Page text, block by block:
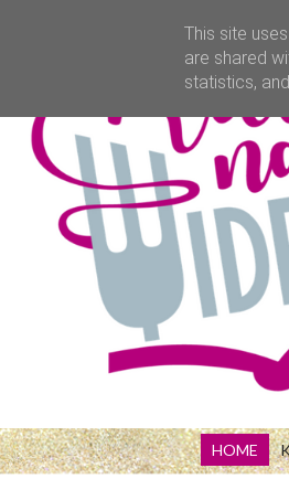
HOME
This site
are shared
statistics,